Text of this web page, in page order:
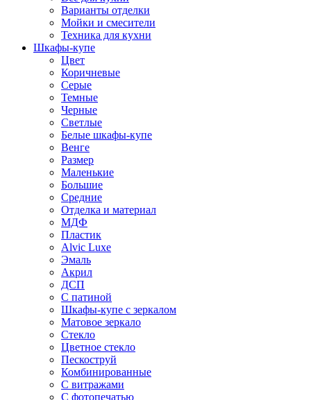
Варианты отделки
Мойки и смесители
Техника для кухни
Шкафы-купе
Цвет
Коричневые
Серые
Темные
Черные
Светлые
Белые шкафы-купе
Венге
Размер
Маленькие
Большие
Средние
Отделка и материал
МДФ
Пластик
Alvic Luxe
Эмаль
Акрил
ДСП
С патиной
Шкафы-купе с зеркалом
Матовое зеркало
Стекло
Цветное стекло
Пескоструй
Комбинированные
С витражами
С фотопечатью